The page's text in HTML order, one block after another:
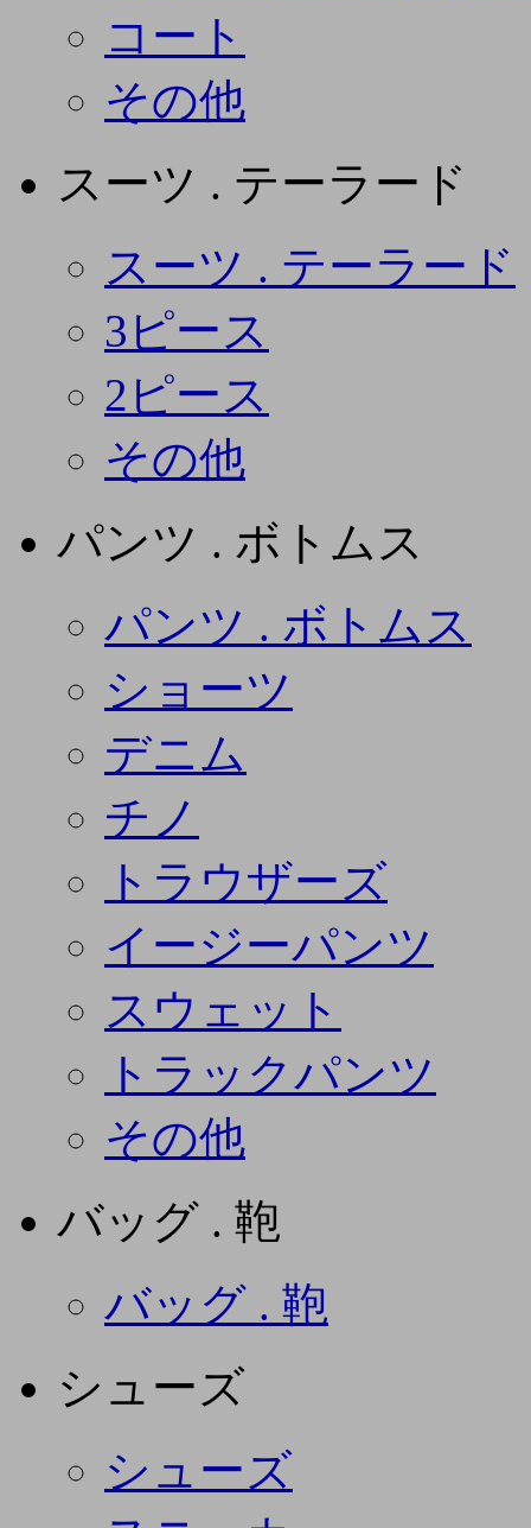
コート
その他
スーツ . テーラード
スーツ . テーラード
3ピース
2ピース
その他
パンツ . ボトムス
パンツ . ボトムス
ショーツ
デニム
チノ
トラウザーズ
イージーパンツ
スウェット
トラックパンツ
その他
バッグ . 鞄
バッグ . 鞄
シューズ
シューズ